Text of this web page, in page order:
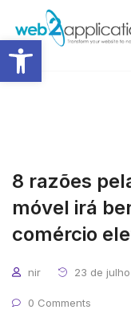
8 razões
móvel irá
comércio
nir 23 de
0 Comments
Abrir a barra de